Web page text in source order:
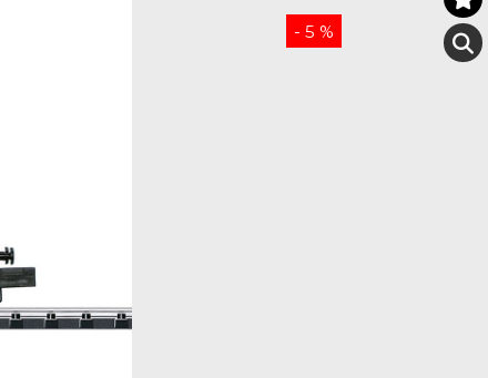
- 5 %